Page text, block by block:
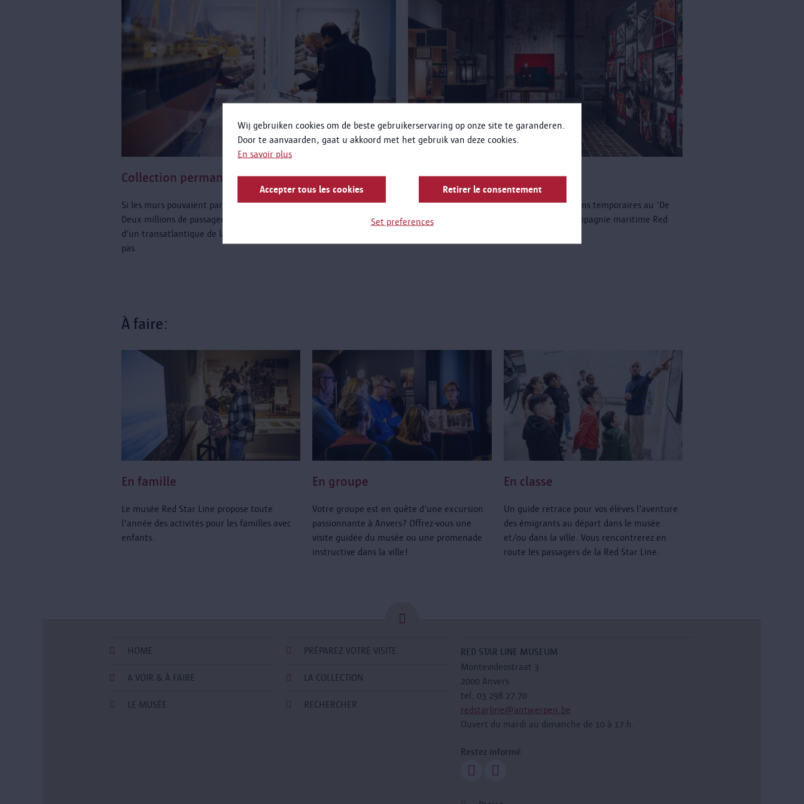
Wij gebruiken cookies om de beste gebruikerservaring op onze site te garanderen.
Door te aanvaarden, gaat u akkoord met het gebruik van deze cookies.
En savoir plus
Accepter tous les cookies Retirer le consentement
Set preferences
Collection permanente
Si les murs pouvaient parler, nous serions étonnés de leurs récits.
Deux millions de passagers ont commencé ici leur voyage à bord
d’un transatlantique de la Red Star Line. Découvrez le musée pas à
pas.
Expositions temporaires
Le musée organise également des expositions temporaires au 'De
Loods', l’ancien hangar à bagages de la compagnie maritime Red
À faire:
En famille
Le musée Red Star Line propose toute
l'année des activités pour les familles avec
enfants.
En groupe
Votre groupe est en quête d’une excursion
passionnante à Anvers? Offrez-vous une
visite guidée du musée ou une promenade
instructive dans la ville!
En classe
Un guide retrace pour vos élèves l’aventure
des émigrants au départ dans le musée
et/ou dans la ville. Vous rencontrerez en
route les passagers de la Red Star Line.
HOME PRÉPAREZ VOTRE VISITE
A VOIR & À FAIRE LA COLLECTION
LE MUSÉE RECHERCHER
RED STAR LINE MUSEUM
Montevideostraat 3
2000 Anvers
tel. 03 298 27 70
redstarline@antwerpen.be
Ouvert du mardi au dimanche de 10 à 17 h.
Restez informé